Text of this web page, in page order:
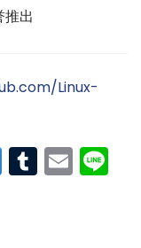
推出
Linux-
Qzone
Tumblr